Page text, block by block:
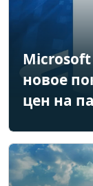
новое
цен на